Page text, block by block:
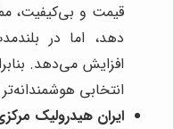
قیمت و بی‌کیفیت،
دهد، اما در
افزایش می‌دهد.
انتخابی
ایران هیدرولیک